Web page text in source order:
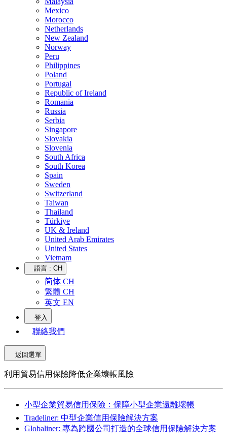
Mexico
Morocco
Netherlands
New Zealand
Norway
Peru
Philippines
Poland
Portugal
Republic of Ireland
Romania
Russia
Serbia
Singapore
Slovakia
Slovenia
South Africa
South Korea
Spain
Sweden
Switzerland
Taiwan
Thailand
Türkiye
UK & Ireland
United Arab Emirates
United States
Vietnam
語言 : CH
简体 CH
繁體 CH
英文 EN
登入
聯絡我們
返回選單
利用貿易信用保險降低企業壞帳風險
小型企業貿易信用保險：保障小型企業遠離壞帳
Tradeliner: 中型企業信用保險解決方案
Globaliner: 專為跨國公司打造的全球信用保險解決方案